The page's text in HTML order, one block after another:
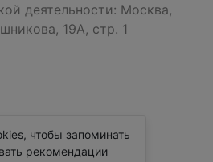
деятельности: Москва,
19А, стр. 1
чтобы запоминать
рекомендации